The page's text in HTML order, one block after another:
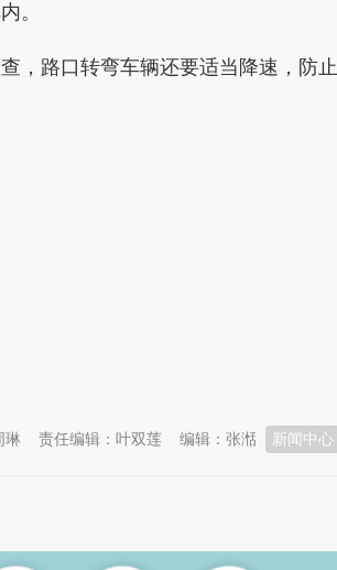
。
路口转弯车辆还要适当降速，防止
新闻中心
编辑：张湉
责任编辑：叶双莲
琳